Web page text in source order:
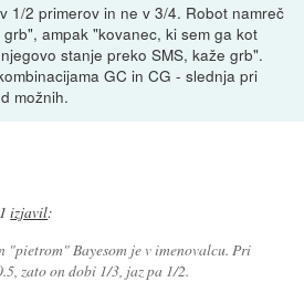
1/2 primerov in ne v 3/4. Robot namreč
ampak "kovanec, ki sem ga kot
stanje preko SMS, kaže grb".
GC in CG - slednja pri
možnih.
izjavil:
"pietrom" Bayesom je v imenovalcu. Pri
zato on dobi 1/3, jaz pa 1/2.